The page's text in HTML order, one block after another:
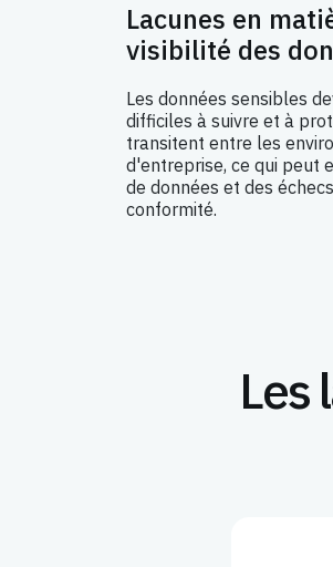
Lacunes en
visibilité des
Les données sensibles
difficiles à suivre et à
transitent entre les
d'entreprise, ce qui peut
de données et des
conformité.
Les